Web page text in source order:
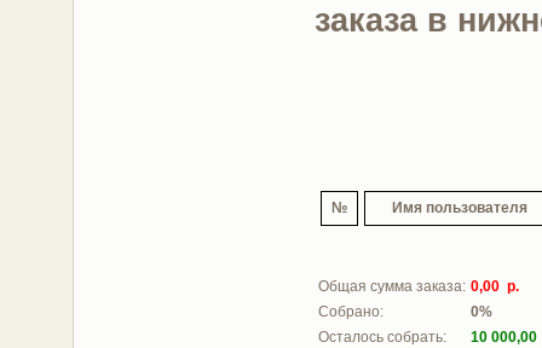
заказа в
№ Имя пользователя
Общая сумма заказа: 0,00 р.
Собрано:
0%
Осталось собрать:
10